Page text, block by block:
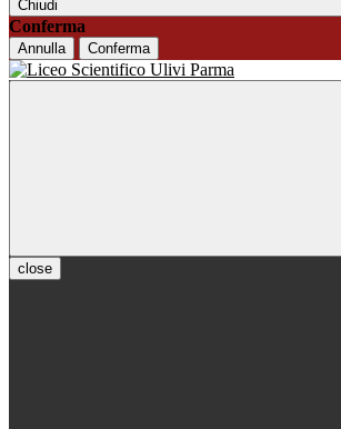
Chiudi
Conferma
Annulla Conferma
close